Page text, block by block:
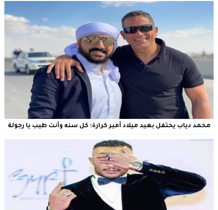
محمد دياب يحتفل بعيد ميلاد أمير كرارة: كل سنه وأنت طيب يا رجولة